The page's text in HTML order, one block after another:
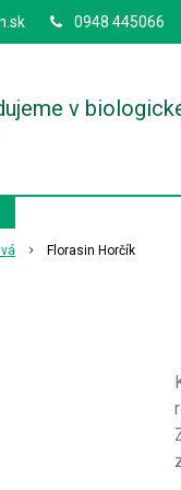
v
0948 445066
Florasin Horčík